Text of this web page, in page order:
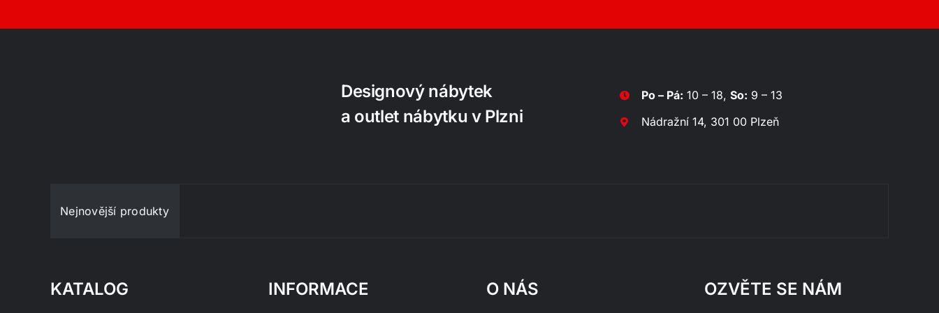
Designový nábytek
a outlet nábytku v Plzni
Po – Pá: 10 – 18,So: 9 – 13
Nádražní 14, 301 00 Plzeň
Nejnovější produkty
KATALOG INFORMACE O NÁS OZVĚTE SE NÁM